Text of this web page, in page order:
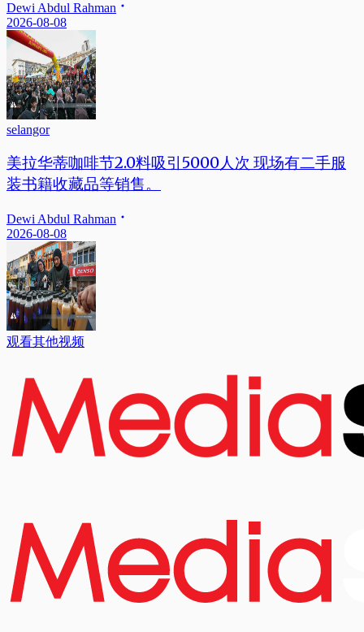
Dewi Abdul Rahman
2026-08-08
selangor
美拉华蒂咖啡节2.0料吸引5000人次 现场有二手服
装书籍收藏品等销售。
Dewi Abdul Rahman
2026-08-08
观看其他视频